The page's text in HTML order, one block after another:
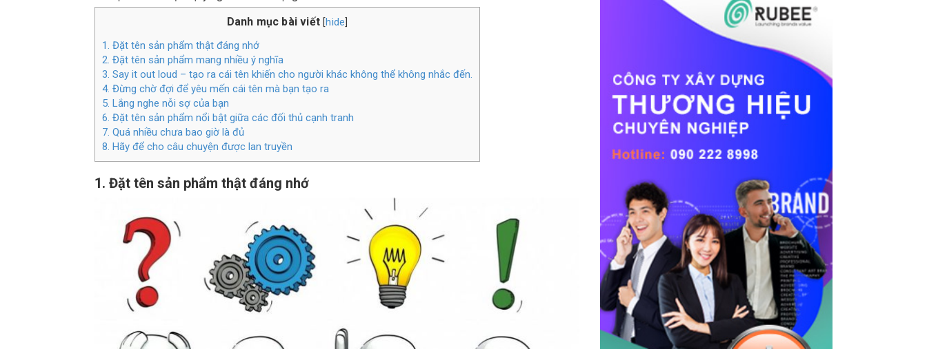
Danh mục bài viết [hide
1. Đặt tên sản phẩm thật đáng nhớ
2. Đặt tên sản phẩm mang nhiều ý nghĩa
3. Say it out loud – tạo ra cái tên khiến cho người khác không thể không nhắc đến.
4. Đừng chờ đợi để yêu mến cái tên mà bạn tạo ra
5. Lắng nghe nỗi sợ của bạn
6. Đặt tên sản phẩm nổi bật giữa các đối thủ cạnh tranh
7. Quá nhiều chưa bao giờ là đủ
8. Hãy để cho câu chuyện được lan truyền
1. Đặt tên sản phẩm thật đáng nhớ